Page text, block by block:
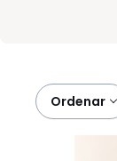
Ordenar